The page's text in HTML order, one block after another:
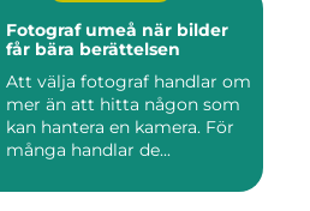
Fotograf umeå när bilder
får bära berättelsen
Att välja fotograf handlar om
mer än att hitta någon som
kan hantera en kamera. För
många handlar de...